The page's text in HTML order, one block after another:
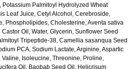
Palmitoyl Hydrolyzed Wheat
Leaf Juice, Сetyl Alcohol, Cerebroside,
Phospholipides, Cholesterine, Aventa sativa
Oil, Water, Glycerin, Sunflower Seed
Tripeptide-38, Сamellia sasanqua Seed
PCA, Sodium Lactate, Arginine, Aspartic
Isoleucine, Threonine, Proline,
Oil, Baobab Seed Oil, Helicrisum